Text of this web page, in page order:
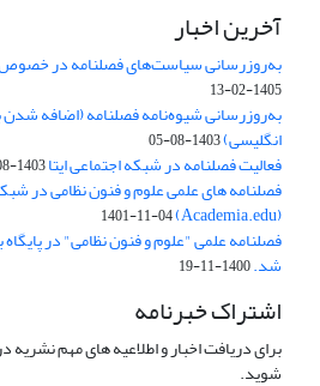
آخرین اخبار
به‌روزرسانی سیاست‌های فصلنامه در
1405-02-13
به‌روزرسانی شیوه‌نامه فصلنامه (اضافه
انگلیسی)1403-08-05
فعالیت فصلنامه در شبکه اجتماعی ایتا1403-08-04
فصلنامه های علمی علوم و فنون نظامی در
(Academia.edu)
1401-11-04
شد.1400-11-19
اشتراک خبرنامه
برای دریافت اخبار و اطلاعیه های مهم
شوید.